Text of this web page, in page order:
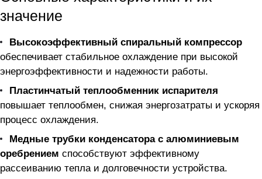
значение
Высокоэффективный спиральный компрессор
обеспечивает стабильное охлаждение при высокой
энергоэффективности и надежности работы.
Пластинчатый теплообменник испарителя
повышает теплообмен, снижая энергозатраты и ускоряя
процесс охлаждения.
Медные трубки конденсатора с алюминиевым
оребрением способствуют эффективному
рассеиванию тепла и долговечности устройства.